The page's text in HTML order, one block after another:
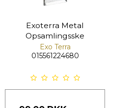
Exoterra Metal
Opsamlingsske
Exo Terra
015561224680